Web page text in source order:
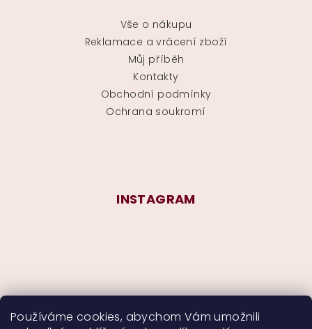
Používáme cookies, abychom Vám umožnili
Vše o nákupu
Reklamace a vrácení zboží
Můj příběh
Kontakty
Obchodní podmínky
Ochrana soukromí
INSTAGRAM